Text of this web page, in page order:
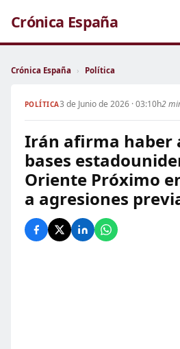
Crónica España
Crónica España › Política
POLÍTICA3 de Junio de 2026 · 03:10h2
Irán afirma haber
bases
Oriente Próximo
a agresiones